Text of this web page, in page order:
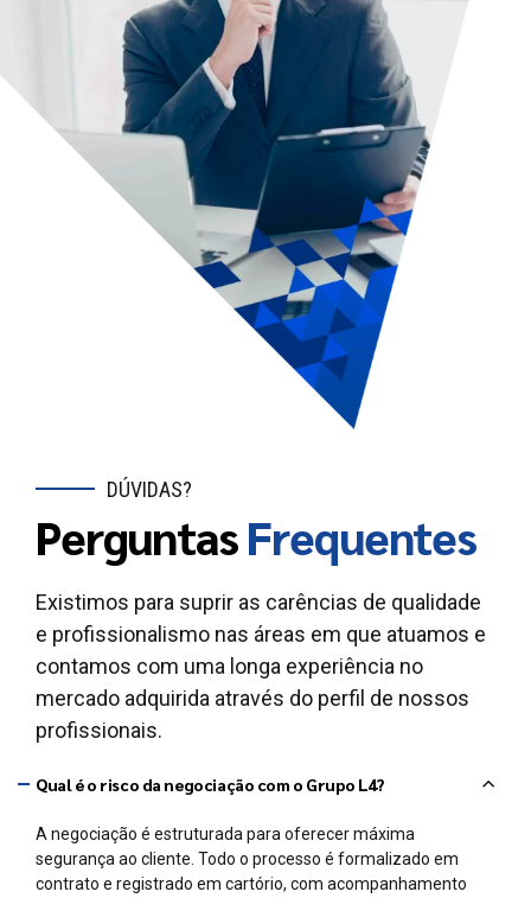
DÚVIDAS?
PerguntasFrequentes
Existimos para suprir as carências de qualidade
e profissionalismo nas áreas em que atuamos e
contamos com uma longa experiência no
mercado adquirida através do perfil de nossos
profissionais.
Qual é o risco da negociação com o Grupo L4?
A negociação é estruturada para oferecer máxima
segurança ao cliente. Todo o processo é formalizado em
contrato e registrado em cartório, com acompanhamento